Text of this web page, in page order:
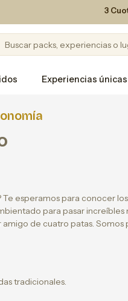
3
Experiencias únicas
esperamos para conocer
para pasar
de cuatro patas. Somos
tradicionales.